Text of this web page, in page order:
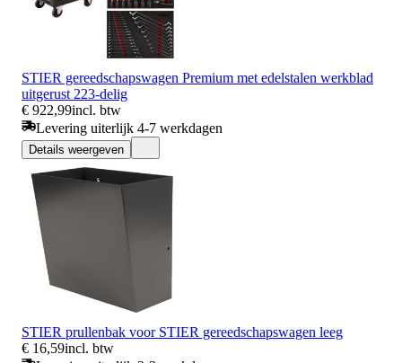
STIER gereedschapswagen Premium met edelstalen werkblad
uitgerust 223-delig
€ 922,99incl. btw
Levering uiterlijk 4-7 werkdagen
Details weergeven
STIER prullenbak voor STIER gereedschapswagen leeg
€ 16,59incl. btw